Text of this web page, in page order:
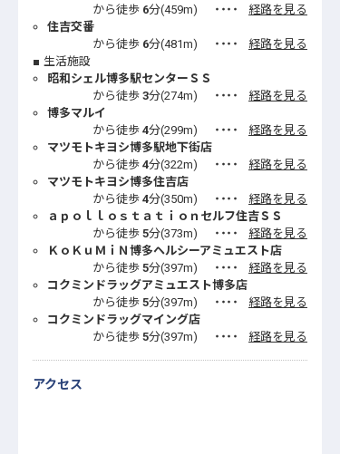
から徒歩 6分(459m) ・・・・
経路を見る
住吉交番
から徒歩 6分(481m) ・・・・
経路を見る
生活施設
昭和シェル博多駅センターＳＳ
から徒歩 3分(274m) ・・・・
経路を見る
博多マルイ
から徒歩 4分(299m) ・・・・
経路を見る
マツモトキヨシ博多駅地下街店
から徒歩 4分(322m) ・・・・
経路を見る
マツモトキヨシ博多住吉店
から徒歩 4分(350m) ・・・・
経路を見る
ａｐｏｌｌｏｓｔａｔｉｏｎセルフ住吉ＳＳ
から徒歩 5分(373m) ・・・・
経路を見る
ＫｏＫｕＭｉＮ博多ヘルシーアミュエスト店
から徒歩 5分(397m) ・・・・
経路を見る
コクミンドラッグアミュエスト博多店
から徒歩 5分(397m) ・・・・
経路を見る
コクミンドラッグマイング店
から徒歩 5分(397m) ・・・・ 経路を見る
アクセス